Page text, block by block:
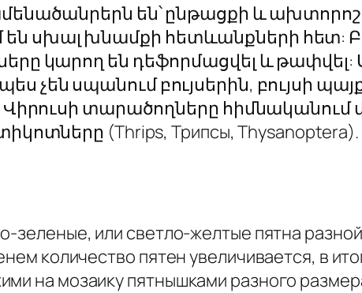
են՝ ընթացքի և
սխալ խնամքի հետևանքների հետ:
կարող են դեֆորմացվել և թափվել:
չեն սպանում բույսերին, բույսի
տարածողները հիմնականում
(Thrips, Трипсы,Thysanoptera).
зеленые, или светло-желтые пятна
количество пятен увеличивается, в
на мозаику пятнышками разного